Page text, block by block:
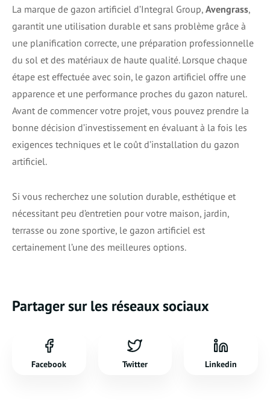
La marque de gazon artificiel d’Integral Group, Avengrass,
garantit une utilisation durable et sans problème grâce à
une planification correcte, une préparation professionnelle
du sol et des matériaux de haute qualité. Lorsque chaque
étape est effectuée avec soin, le gazon artificiel offre une
apparence et une performance proches du gazon naturel.
Avant de commencer votre projet, vous pouvez prendre la
bonne décision d’investissement en évaluant à la fois les
exigences techniques et le coût d’installation du gazon
artificiel.
Si vous recherchez une solution durable, esthétique et
nécessitant peu d’entretien pour votre maison, jardin,
terrasse ou zone sportive, le gazon artificiel est
certainement l’une des meilleures options.
Partager sur les réseaux sociaux
Facebook Twitter Linkedin